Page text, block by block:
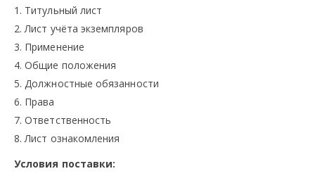
1. Титульный лист
2. Лист учёта экземпляров
3. Применение
4. Общие положения
5. Должностные обязанности
6. Права
7. Ответственность
8. Лист ознакомления
Условия поставки: